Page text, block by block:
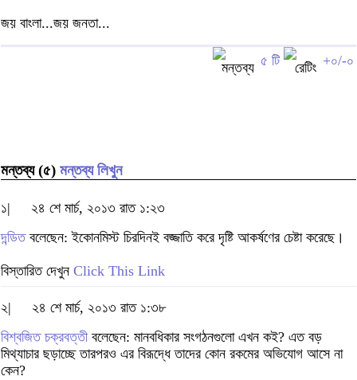
জয় বাংলা...জয় জনতা...
৫ টি +০/-০
মন্তব্য (৫) মন্তব্য লিখুন
১|
২৪ শে মার্চ, ২০১৩ রাত ১:২৩
দন্ডিতবলেছেন: ইকোনমিস্ট চিরদিনই বজ্জাতি করে দৃষ্টি আকর্ষণের চেষ্টা করেছে।
বিস্তারিত দেখুন Click This Link
২|
২৪ শে মার্চ, ২০১৩ রাত ১:৩৮
বিশ্বজিত চক্রবত্তীবলেছেন: মানবধিকার সংগঠনগুলো এখন কই? এত বড়
মিথ্যাচার ছড়াচ্ছে তারপরও এর বিরূদ্ধে তাদের কোন রকমের অভিযোগ আসে না
কেন?